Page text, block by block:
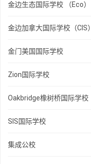
金边生态国际学校 （Eco）
金边加拿大国际学校（CIS）
金门美国国际学校
Zion国际学校
Oakbridge橡树桥国际学校
SIS国际学校
集成公校